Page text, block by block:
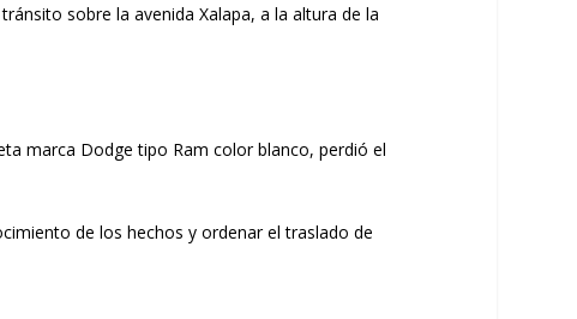
sobre la avenida Xalapa, a la altura de la
marca Dodge tipo Ram color blanco, perdió el
de los hechos y ordenar el traslado de